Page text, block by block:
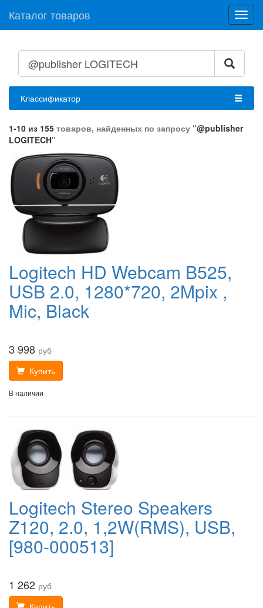
Каталог товаров
Классификатор
1-10 из 155 товаров, найденных по запросу "@publisher
LOGITECH"
Logitech HD Webcam B525,
USB 2.0, 1280*720, 2Mpix ,
Mic, Black
3 998 руб
Купить
В наличии
Logitech Stereo Speakers
Z120, 2.0, 1,2W(RMS), USB,
[980-000513]
1 262 руб